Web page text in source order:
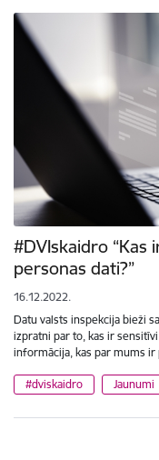
#DVIskaidro “Kas
personas dati?”
16.12.2022.
Datu valsts inspekcija bieži
izpratni par to, kas ir
informācija, kas par mums
#dviskaidro Jaunumi